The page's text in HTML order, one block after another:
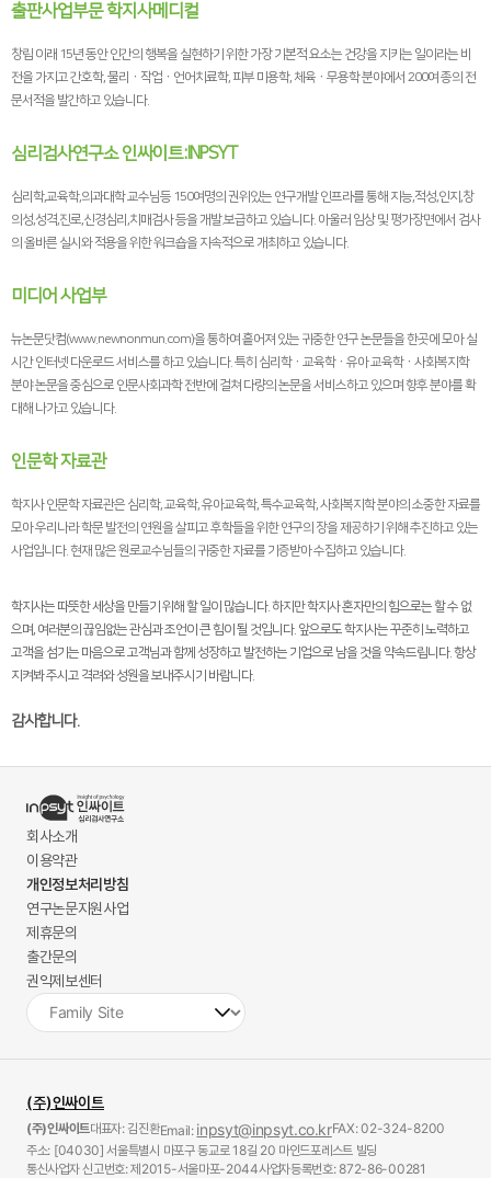
출판사업부문 학지사메디컬
창립 이래 15년 동안 인간의 행복을 실현하기 위한 가장 기본적 요소는 건강을 지키는 일이라는 비
전을 가지고 간호학, 물리ㆍ작업ㆍ언어치료학, 피부 미용학, 체육ㆍ무용학 분야에서 200여 종의 전
문서적을 발간하고 있습니다.
심리검사연구소 인싸이트:INPSYT
심리학,교육학,의과대학 교수님등 150여명의 권위있는 연구개발 인프라를 통해 지능,적성,인지,창
의성,성격,진로,신경심리,치매검사 등을 개발.보급하고 있습니다. 아울러 임상 및 평가장면에서 검사
의 올바른 실시와 적용을 위한 워크숍을 지속적으로 개최하고 있습니다.
미디어 사업부
뉴논문닷컴(www.newnonmun.com)을 통하여 흩어져 있는 귀중한 연구 논문들을 한곳에 모아 실
시간 인터넷 다운로드 서비스를 하고 있습니다. 특히 심리학ㆍ교육학ㆍ유아 교육학ㆍ사회복지학
분야 논문을 중심으로 인문사회과학 전반에 걸쳐 다량의 논문을 서비스하고 있으며 향후 분야를 확
대해 나가고 있습니다.
인문학 자료관
학지사 인문학 자료관은 심리학, 교육학, 유아교육학, 특수교육학, 사회복지학 분야의 소중한 자료를
모아 우리나라 학문 발전의 연원을 살피고 후학들을 위한 연구의 장을 제공하기 위해 추진하고 있는
사업입니다. 현재 많은 원로교수님들의 귀중한 자료를 기증받아 수집하고 있습니다.
학지사는 따뜻한 세상을 만들기 위해 할 일이 많습니다. 하지만 학지사 혼자만의 힘으로는 할 수 없
으며, 여러분의 끊임없는 관심과 조언이 큰 힘이 될 것입니다. 앞으로도 학지사는 꾸준히 노력하고
고객을 섬기는 마음으로 고객님과 함께 성장하고 발전하는 기업으로 남을 것을 약속드립니다. 항상
지켜봐 주시고 격려와 성원을 보내주시기 바랍니다.
감사합니다.
회사소개
이용약관
개인정보처리방침
연구논문지원사업
제휴문의
출간문의
권익제보센터
(주)인싸이트
(주)인싸이트대표자: 김진환Email: inpsyt@inpsyt.co.krFAX: 02-324-8200
주소: [04030] 서울특별시 마포구 동교로 18길 20 마인드포레스트 빌딩
통신사업자 신고번호: 제2015-서울마포-2044사업자등록번호: 872-86-00281